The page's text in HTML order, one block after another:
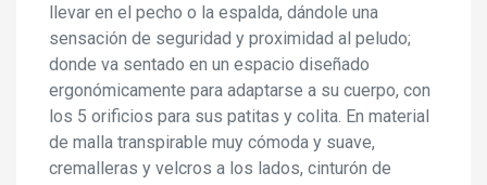
llevar en el pecho o la espalda, dándole una
sensación de seguridad y proximidad al peludo;
donde va sentado en un espacio diseñado
ergonómicamente para adaptarse a su cuerpo, con
los 5 orificios para sus patitas y colita. En material
de malla transpirable muy cómoda y suave,
cremalleras y velcros a los lados, cinturón de